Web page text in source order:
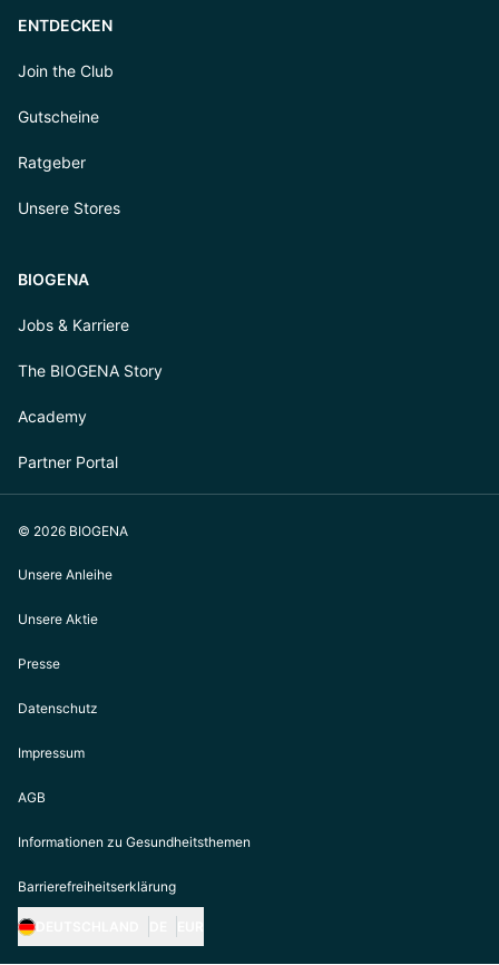
ENTDECKEN
Join the Club
Gutscheine
Ratgeber
Unsere Stores
BIOGENA
Jobs & Karriere
The BIOGENA Story
Academy
Partner Portal
© 2026 BIOGENA
Unsere Anleihe
Unsere Aktie
Presse
Datenschutz
Impressum
AGB
Informationen zu Gesundheitsthemen
Barrierefreiheitserklärung
https://biogena.com/de-at